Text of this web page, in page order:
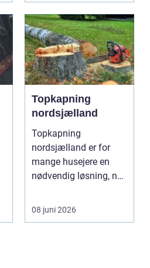
Topkapning
nordsjælland
Topkapning
nordsjælland er for
mange husejere en
nødvendig løsning, når
mørke, ut...
08 juni 2026